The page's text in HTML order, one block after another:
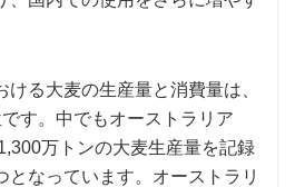
る大麦の生産量と消費量は、
す。中でもオーストラリア
万トンの大麦生産量を記録
となっています。オーストラリ